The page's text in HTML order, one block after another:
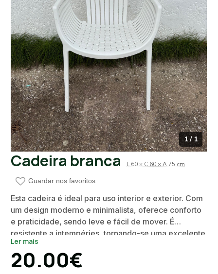
1 / 1
Cadeira branca L 60 × C 60 × A 75 cm
Guardar nos favoritos
Esta cadeira é ideal para uso interior e exterior. Com
um design moderno e minimalista, oferece conforto
e praticidade, sendo leve e fácil de mover. É
resistente a intempéries, tornando-se uma excelente
opção para jardins, varandas ou eventos ao ar livre.
A sua estrutura em plástico permite uma limpeza fácil
e rápida, contribuindo para a durabilidade do
Ler mais
20.00€